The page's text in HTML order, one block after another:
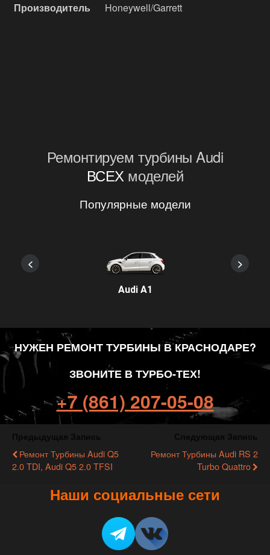
Производитель Honeywell/Garrett
Ремонтируем турбины Audi
ВСЕХмоделей
Популярные модели
Audi A1
< >
НУЖЕН РЕМОНТ ТУРБИНЫ В КРАСНОДАРЕ?
ЗВОНИТЕ В ТУРБО-ТЕХ!
+7 (861) 207-05-08
Ремонт Турбины Audi Q5
2.0 TDI, Audi Q5 2.0 TFSI
Ремонт Турбины Audi RS 2
Turbo Quattro
Наши социальные сети